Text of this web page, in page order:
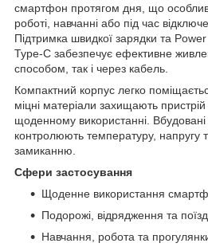
смартфон протягом дня, що
роботі, навчанні або під час
Підтримка швидкої зарядки та
Type-C забезпечує ефективне
способом, так і через кабель.
Компактний корпус легко
міцні матеріали захищають
щоденному використанні.
контролюють температуру, напругу
замиканню.
Сфери застосування
Щоденне використання
Подорожі, відрядження та
Навчання, робота та